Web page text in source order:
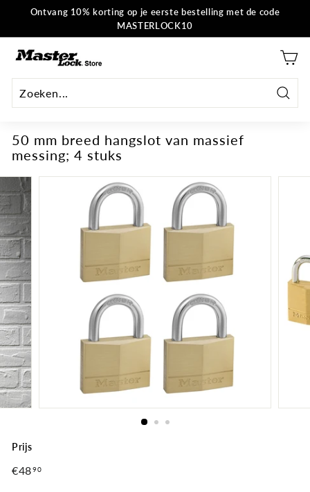
Overslaan
inhoud
Diavoorstelling
Ontvang 10% korting op je eerste bestelling met de code
MASTERLOCK10
H
o
f
s
l
o
t
E
U
Zoek
50 mm breed hangslot van massief
messing; 4 stuks
Prijs
Normale
€4890